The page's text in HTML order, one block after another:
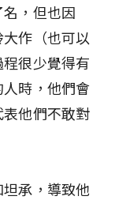
，但也因
作（也可以
很少覺得有
時，他們會
他們不敢對
承，導致他